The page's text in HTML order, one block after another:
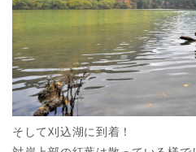
そして刈込湖に到着！